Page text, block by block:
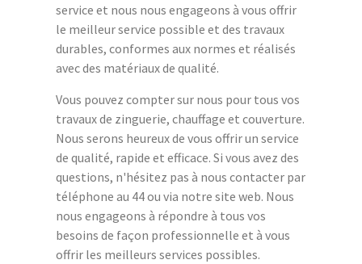
service et nous nous engageons à vous offrir
le meilleur service possible et des travaux
durables, conformes aux normes et réalisés
avec des matériaux de qualité.
Vous pouvez compter sur nous pour tous vos
travaux de zinguerie, chauffage et couverture.
Nous serons heureux de vous offrir un service
de qualité, rapide et efficace. Si vous avez des
questions, n'hésitez pas à nous contacter par
téléphone au 44 ou via notre site web. Nous
nous engageons à répondre à tous vos
besoins de façon professionnelle et à vous
offrir les meilleurs services possibles.